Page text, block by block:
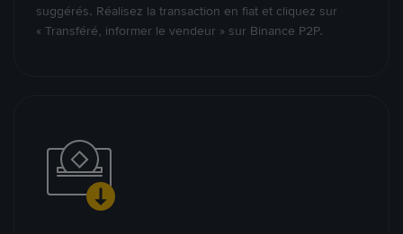
suggérés. Réalisez la transaction en fiat et cliquez sur
« Transféré, informer le vendeur » sur Binance P2P.